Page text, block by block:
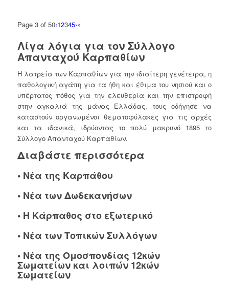
Page 3 of 50‹12345›»
Λίγα λόγια για τον Σύλλογο
Απανταχού Καρπαθίων
Η λατρεία των Καρπαθίων για την ιδιαίτερη γενέτειρα, η
παθολογική αγάπη για τα ήθη και έθιμα του νησιού και ο
υπέρτατος πόθος για την ελευθερία και την επιστροφή
στην αγκαλιά της μάνας Ελλάδας, τους οδήγησε να
καταστούν οργανωμένοι θεματοφύλακες για τις αρχές
και τα ιδανικά, ιδρύοντας το πολύ μακρυνό 1895 το
Σύλλογο Απανταχού Καρπαθίων.
Διαβάστε περισσότερα
• Νέα της Καρπάθου
• Νέα των Δωδεκανήσων
• Η Κάρπαθος στο εξωτερικό
• Νέα των Τοπικών Συλλόγων
• Νέα της Ομοσπονδίας 12κών
Σωματείων και λοιπών 12κών
Σωματείων